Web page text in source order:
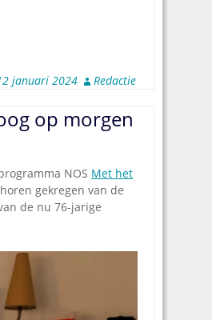
januari 2024 Redactie
op morgen
NOS Met het
gekregen van de
de nu 76-jarige